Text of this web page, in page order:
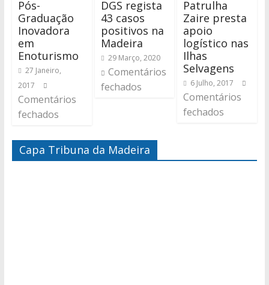
Pós-
Graduação
Inovadora
em
Enoturismo
27 Janeiro,
2017
Comentários
fechados
DGS regista
43 casos
positivos na
Madeira
29 Março, 2020
Comentários
fechados
Patrulha
Zaire presta
apoio
logístico nas
Ilhas
Selvagens
6 Julho, 2017
Comentários
fechados
Capa Tribuna da Madeira